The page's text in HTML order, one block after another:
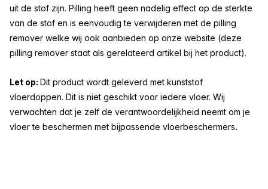
uit de stof zijn. Pilling heeft geen nadelig effect op de sterkte
van de stof en is eenvoudig te verwijderen met de pilling
remover welke wij ook aanbieden op onze website (deze
pilling remover staat als gerelateerd artikel bij het product).
Let op: Dit product wordt geleverd met kunststof
vloerdoppen. Dit is niet geschikt voor iedere vloer. Wij
verwachten dat je zelf de verantwoordelijkheid neemt om je
vloer te beschermen met bijpassende vloerbeschermers.